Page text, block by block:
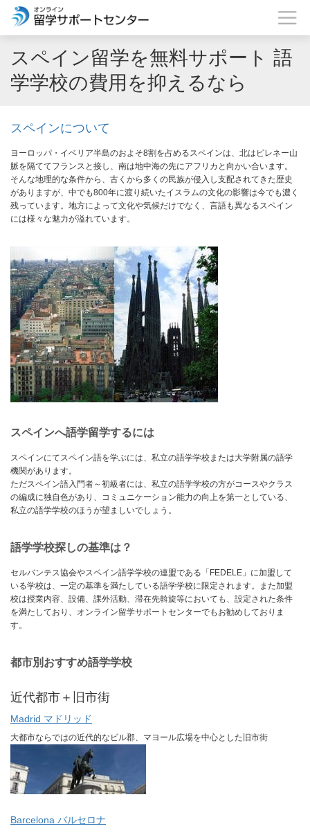
スペイン留学を無料サポート 語
学学校の費用を抑えるなら
スペインについて
ヨーロッパ・イベリア半島のおよそ8割を占めるスペインは、北はピレネー山
脈を隔ててフランスと接し、南は地中海の先にアフリカと向かい合います。
そんな地理的な条件から、古くから多くの民族が侵入し支配されてきた歴史
がありますが、中でも800年に渡り続いたイスラムの文化の影響は今でも濃く
残っています。地方によって文化や気候だけでなく、言語も異なるスペイン
には様々な魅力が溢れています。
スペインへ語学留学するには
スペインにてスペイン語を学ぶには、私立の語学学校または大学附属の語学
機関があります。
ただスペイン語入門者～初級者には、私立の語学学校の方がコースやクラス
の編成に独自色があり、コミュニケーション能力の向上を第一としている、
私立の語学学校のほうが望ましいでしょう。
語学学校探しの基準は？
セルバンテス協会やスペイン語学学校の連盟である「FEDELE」に加盟して
いる学校は、一定の基準を満たしている語学学校に限定されます。また加盟
校は授業内容、設備、課外活動、滞在先斡旋等においても、設定された条件
を満たしており、オンライン留学サポートセンターでもお勧めしておりま
す。
都市別おすすめ語学学校
近代都市＋旧市街
Madrid マドリッド
大都市ならではの近代的なビル郡、マヨール広場を中心とした旧市街
Barcelona バルセロナ